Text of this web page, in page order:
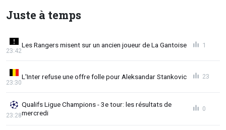
Juste à temps
Les Rangers misent sur un ancien joueur de La Gantoise
23:42
1
L'Inter refuse une offre folle pour Aleksandar Stankovic
23:30
23
Qualifs Ligue Champions - 3e tour: les résultats de
mercredi
23:28
0